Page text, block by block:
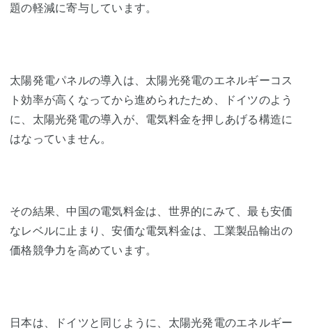
題の軽減に寄与しています。
太陽発電パネルの導入は、太陽光発電のエネルギーコス
ト効率が高くなってから進められたため、ドイツのよう
に、太陽光発電の導入が、電気料金を押しあげる構造に
はなっていません。
その結果、中国の電気料金は、世界的にみて、最も安価
なレベルに止まり、安価な電気料金は、工業製品輸出の
価格競争力を高めています。
日本は、ドイツと同じように、太陽光発電のエネルギー